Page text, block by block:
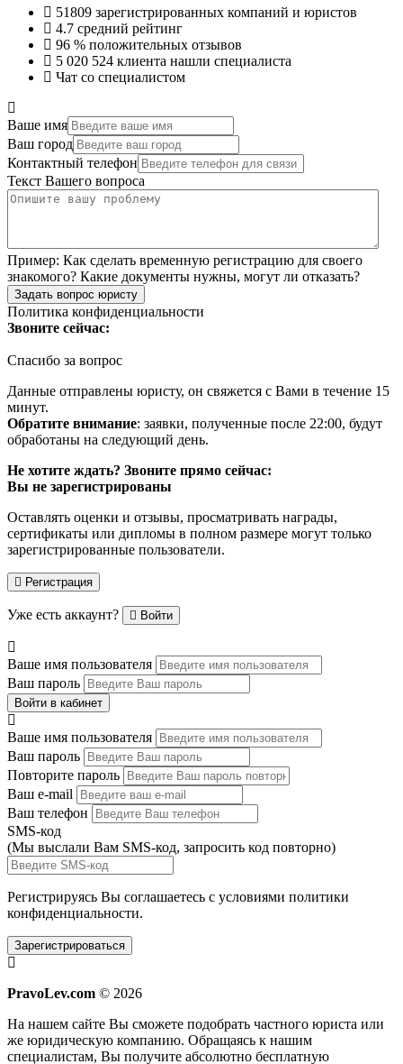
51809 зарегистрированных компаний и юристов
4.7 средний рейтинг
96 % положительных отзывов
5 020 524 клиента нашли специалиста
Чат со специалистом
Ваше имя
Ваш город
Контактный телефон
Текст Вашего вопроса
Пример: Как сделать временную регистрацию для своего
знакомого? Какие документы нужны, могут ли отказать?
Задать вопрос юристу
Политика конфиденциальности
Звоните сейчас:
Спасибо за вопрос
Данные отправлены юристу, он свяжется с Вами в течение 15
минут.
Обратите внимание: заявки, полученные после 22:00, будут
обработаны на следующий день.
Не хотите ждать? Звоните прямо сейчас:
Вы не зарегистрированы
Оставлять оценки и отзывы, просматривать награды,
сертификаты или дипломы в полном размере могут только
зарегистрированные пользователи.
Регистрация
Уже есть аккаунт? Войти
Ваше имя пользователя
Ваш пароль
Войти в кабинет
Ваше имя пользователя
Ваш пароль
Повторите пароль
Ваш e-mail
Ваш телефон
SMS-код
(Мы выслали Вам SMS-код, запросить код повторно)
Регистрируясь Вы соглашаетесь с условиями политики
конфиденциальности.
Зарегистрироваться
PravoLev.com © 2026
На нашем сайте Вы сможете подобрать частного юриста или
же юридическую компанию. Обращаясь к нашим
специалистам, Вы получите абсолютно бесплатную